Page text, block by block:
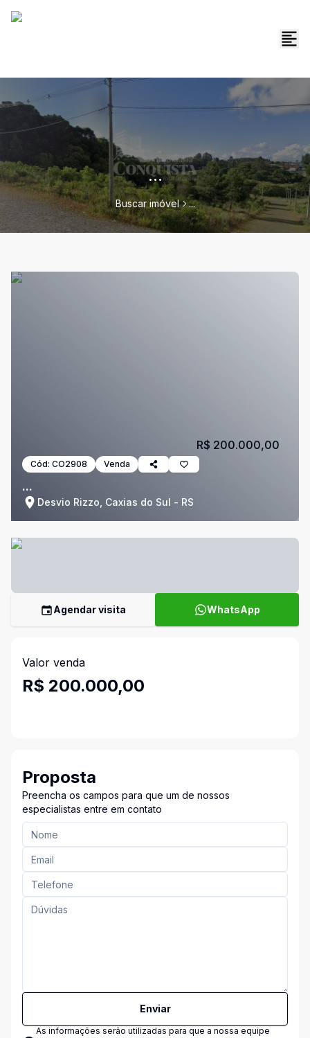
...
Buscar imóvel ...
Cód: CO2908 Venda
...
Desvio Rizzo, Caxias do Sul - RS
R$ 200.000,00
Agendar visita WhatsApp
Valor venda
R$ 200.000,00
Proposta
Preencha os campos para que um de nossos
especialistas entre em contato
Enviar
As informações serão utilizadas para que a nossa equipe